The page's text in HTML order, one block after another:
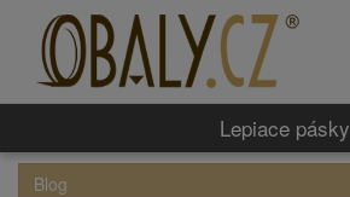
Lepiace pásky
Blog